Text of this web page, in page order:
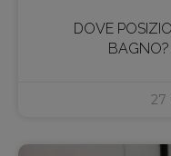
DOVE
BAGNO?
27